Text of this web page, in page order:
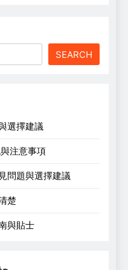
SEARCH
選擇建議
注意事項
問題與選擇建議
楚
與貼士